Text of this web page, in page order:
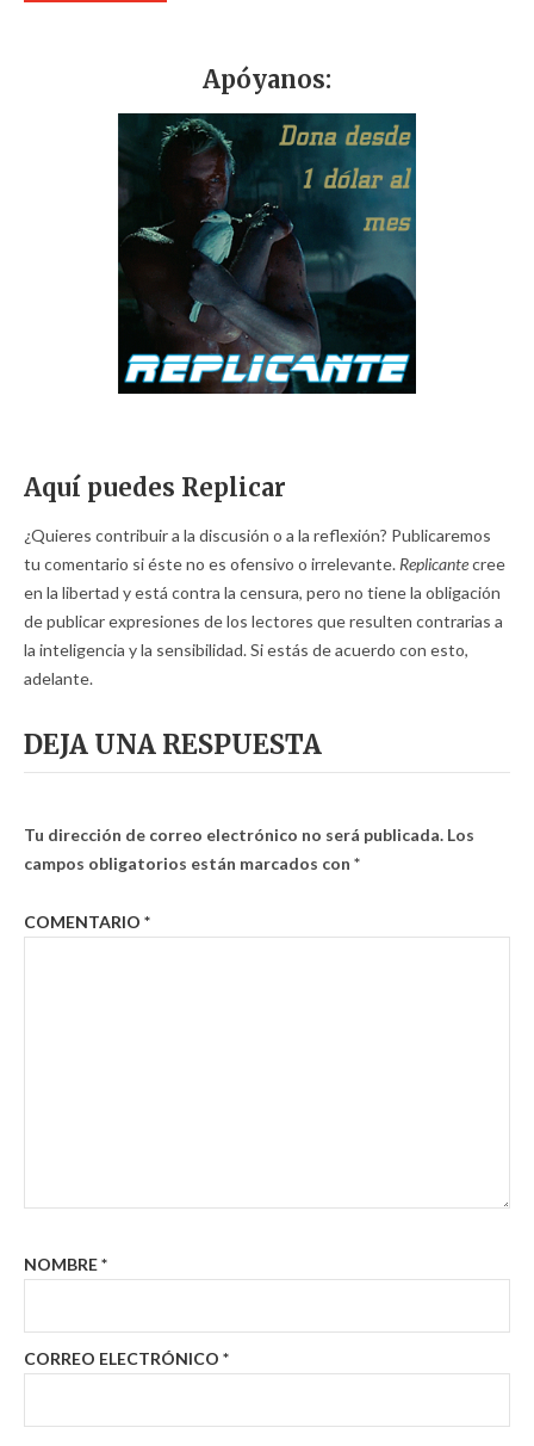
Apóyanos:
Aquí puedes Replicar
¿Quieres contribuir a la discusión o a la reflexión? Publicaremos
tu comentario si éste no es ofensivo o irrelevante. Replicantecree
en la libertad y está contra la censura, pero no tiene la obligación
de publicar expresiones de los lectores que resulten contrarias a
la inteligencia y la sensibilidad. Si estás de acuerdo con esto,
adelante.
DEJA UNA RESPUESTA
Tu dirección de correo electrónico no será publicada. Los
campos obligatorios están marcados con *
COMENTARIO *
NOMBRE*
CORREO ELECTRÓNICO *